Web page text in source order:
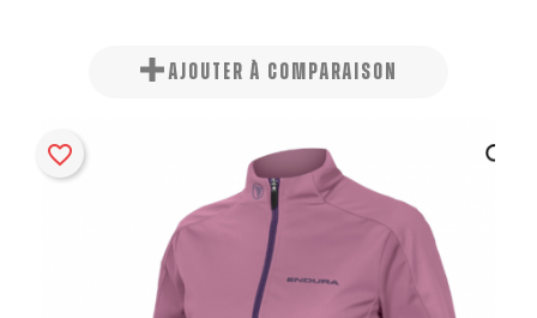
AJOUTER À COMPARAISON
favorite_border